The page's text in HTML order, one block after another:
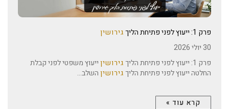
פרק 1: ייעוץ לפני פתיחת הליך
גירושין
30 יולי 2026
פרק 1: ייעוץ לפני פתיחת הליך
גירושיןייעוץ משפטי לפני קבלת
החלטה ייעוץ לפני פתיחת הליךגירושיןהשלב...
קרא עוד »